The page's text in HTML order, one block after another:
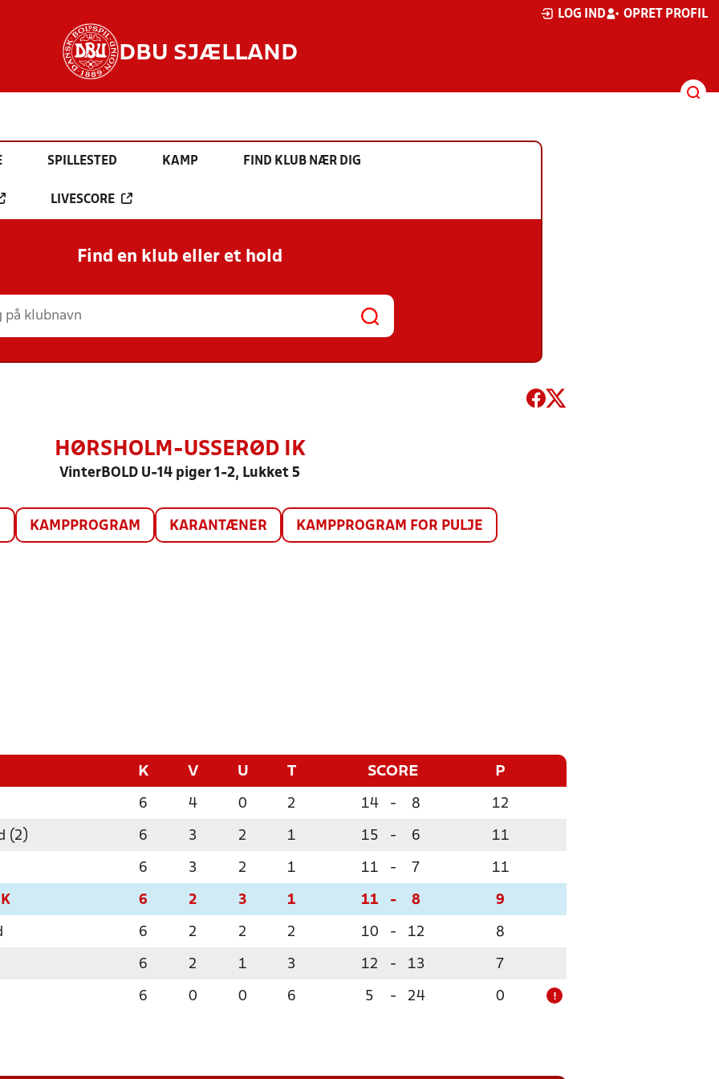
LOG IND OPRET PROFIL
DBU SJÆLLAND
SPILLESTED KAMP FIND KLUB NÆR DIG
LIVESCORE
Find en klub eller et hold
HØRSHOLM-USSERØD IK
VinterBOLD U-14 piger 1-2, Lukket 5
KAMPPROGRAM KARANTÆNER KAMPPROGRAM FOR PULJE
K V U T SCORE P
6 4 0 2 14 - 8 12
(2) 6 3 2 1 15 - 6 11
6 3 2 1 11 - 7 11
6 2 3 1 11 - 8 9
6 2 2 2 10 - 12 8
6 2 1 3 12 - 13 7
6 0 0 6 5 - 24 0 !